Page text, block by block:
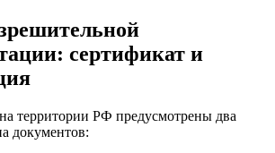
сертификат и
территории РФ предусмотрены два
документов: